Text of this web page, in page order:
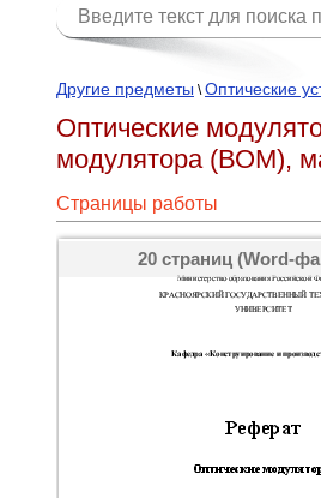
Другие предметы \Оптические
Оптические
модулятора (ВОМ),
Страницы работы
20 страниц (Word-